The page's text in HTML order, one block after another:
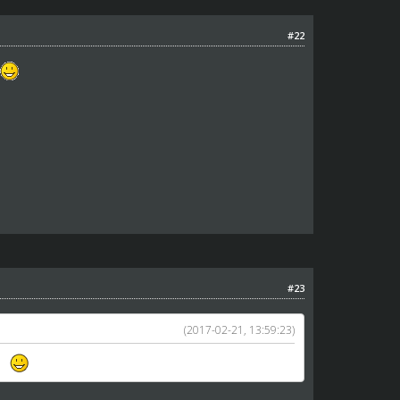
#22
#23
(2017-02-21, 13:59:23)